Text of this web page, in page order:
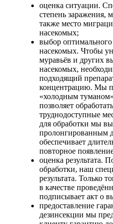
оценка ситуации.
степень заражения,
также место
насекомых;
выбор
насекомых. Чтобы
муравьёв и других
насекомых,
подходящий
концентрацию. Мы
«холодным
позволяет
труднодоступные
для обработки мы
пролонгированным
обеспечивает
повторное
оценка результата.
обработки, наш
результата. Только
в качестве
подписывает акт о
предоставление
дезинсекции мы